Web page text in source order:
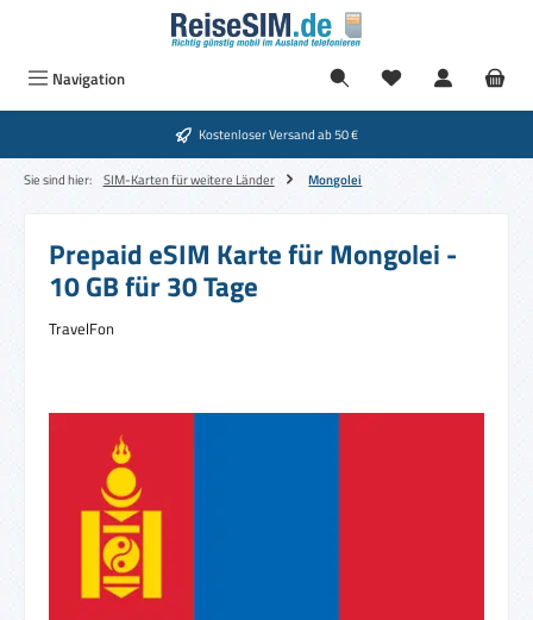
Zum Hauptinhalt springen
Navigation
Kostenloser Versand ab 50 €
Sie sind hier: SIM-Karten für weitere Länder Mongolei
Prepaid eSIM Karte für Mongolei -
10 GB für 30 Tage
TravelFon